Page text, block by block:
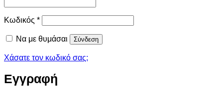
Κωδικός *Απαιτείται
Να με θυμάσαι Σύνδεση
Χάσατε τον κωδικό σας;
Εγγραφή